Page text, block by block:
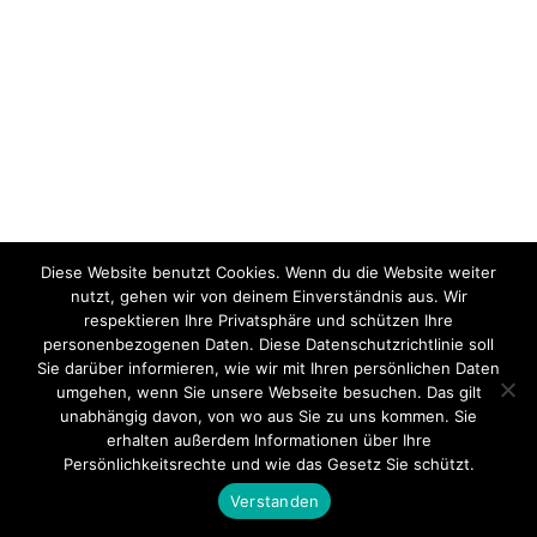
Diese Website benutzt Cookies. Wenn du die Website weiter
nutzt, gehen wir von deinem Einverständnis aus. Wir
respektieren Ihre Privatsphäre und schützen Ihre
personenbezogenen Daten. Diese Datenschutzrichtlinie soll
Sie darüber informieren, wie wir mit Ihren persönlichen Daten
umgehen, wenn Sie unsere Webseite besuchen. Das gilt
unabhängig davon, von wo aus Sie zu uns kommen. Sie
erhalten außerdem Informationen über Ihre
Persönlichkeitsrechte und wie das Gesetz Sie schützt.
Verstanden